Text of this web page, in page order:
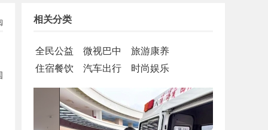
相关分类
全民公益 微视巴中
旅游康养
住宿餐饮
汽车出行 时尚娱乐